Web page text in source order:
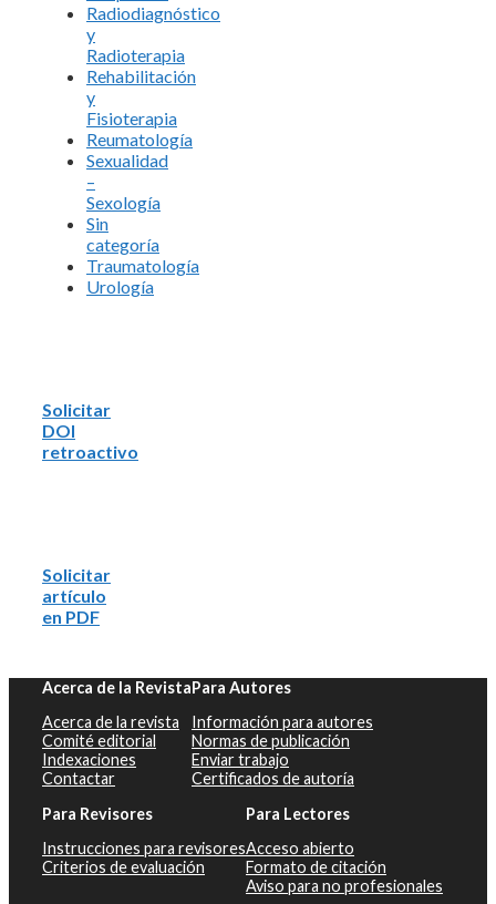
Radiodiagnóstico
y
Radioterapia
Rehabilitación
y
Fisioterapia
Reumatología
Sexualidad
–
Sexología
Sin
categoría
Traumatología
Urología
Solicitar
DOI
retroactivo
Solicitar
artículo
en PDF
Acerca de la Revista
Acerca de la revista
Comité editorial
Indexaciones
Contactar
Para Autores
Información para autores
Normas de publicación
Enviar trabajo
Certificados de autoría
Para Revisores
Instrucciones para revisores
Criterios de evaluación
Para Lectores
Acceso abierto
Formato de citación
Aviso para no profesionales